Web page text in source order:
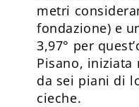
metri
fondazione) e
3,97° per
Pisano, iniziata
da sei piani di
cieche.